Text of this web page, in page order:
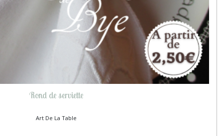
Rond de serviette
Art De La Table